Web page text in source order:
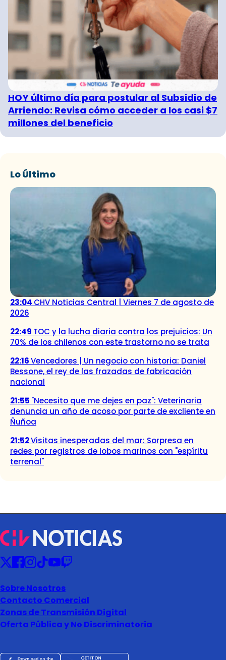
HOY último día para postular al Subsidio de
Arriendo: Revisa cómo acceder a los casi $7
millones del beneficio
Lo Último
23:04 CHV Noticias Central | Viernes 7 de agosto de
2026
22:49 TOC y la lucha diaria contra los prejuicios: Un
70% de los chilenos con este trastorno no se trata
22:16Vencedores | Un negocio con historia: Daniel
Bessone, el rey de las frazadas de fabricación
nacional
21:55 "Necesito que me dejes en paz": Veterinaria
denuncia un año de acoso por parte de excliente en
Ñuñoa
21:52Visitas inesperadas del mar: Sorpresa en
redes por registros de lobos marinos con "espíritu
terrenal"
Sobre Nosotros
Contacto Comercial
Zonas de Transmisión Digital
Oferta Pública y No Discriminatoria